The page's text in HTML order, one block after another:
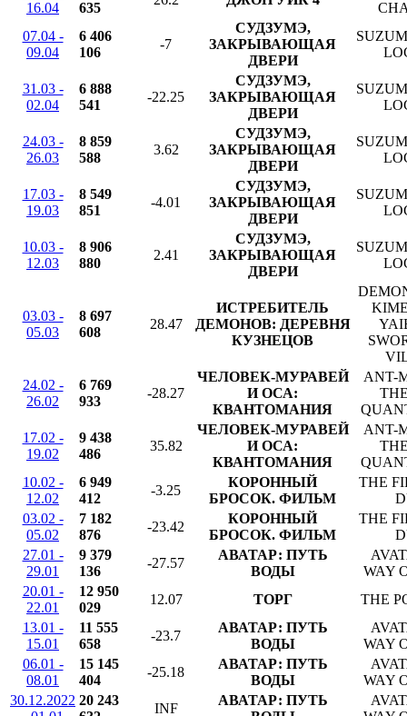
16.04
635
07.04 -
09.04
6 406
106
-7
СУДЗУМЭ,
ЗАКРЫВАЮЩАЯ
ДВЕРИ
31.03 -
02.04
6 888
541
-22.25
СУДЗУМЭ,
ЗАКРЫВАЮЩАЯ
ДВЕРИ
24.03 -
26.03
8 859
588
3.62
СУДЗУМЭ,
ЗАКРЫВАЮЩАЯ
ДВЕРИ
17.03 -
19.03
8 549
851
-4.01
СУДЗУМЭ,
ЗАКРЫВАЮЩАЯ
ДВЕРИ
10.03 -
12.03
8 906
880
2.41
СУДЗУМЭ,
ЗАКРЫВАЮЩАЯ
ДВЕРИ
03.03 -
05.03
8 697
608
28.47
ИСТРЕБИТЕЛЬ
ДЕМОНОВ: ДЕРЕВНЯ
КУЗНЕЦОВ
24.02 -
26.02
6 769
933
-28.27
ЧЕЛОВЕК-МУРАВЕЙ
И ОСА:
КВАНТОМАНИЯ
ANT-
17.02 -
19.02
9 438
486
35.82
ЧЕЛОВЕК-МУРАВЕЙ
И ОСА:
КВАНТОМАНИЯ
ANT-
10.02 -
12.02
6 949
412
-3.25
КОРОННЫЙ
БРОСОК. ФИЛЬМ
THE
03.02 -
05.02
7 182
876
-23.42
КОРОННЫЙ
БРОСОК. ФИЛЬМ
THE
27.01 -
29.01
9 379
136
-27.57
АВАТАР: ПУТЬ
ВОДЫ
WAY
20.01 -
22.01
12 950
029
12.07 ТОРГ
THE
13.01 -
15.01
11 555
658
-23.7
АВАТАР: ПУТЬ
ВОДЫ
WAY
06.01 -
08.01
15 145
404
-25.18
АВАТАР: ПУТЬ
ВОДЫ
WAY
30.12.2022 20 243
INF
АВАТАР: ПУТЬ